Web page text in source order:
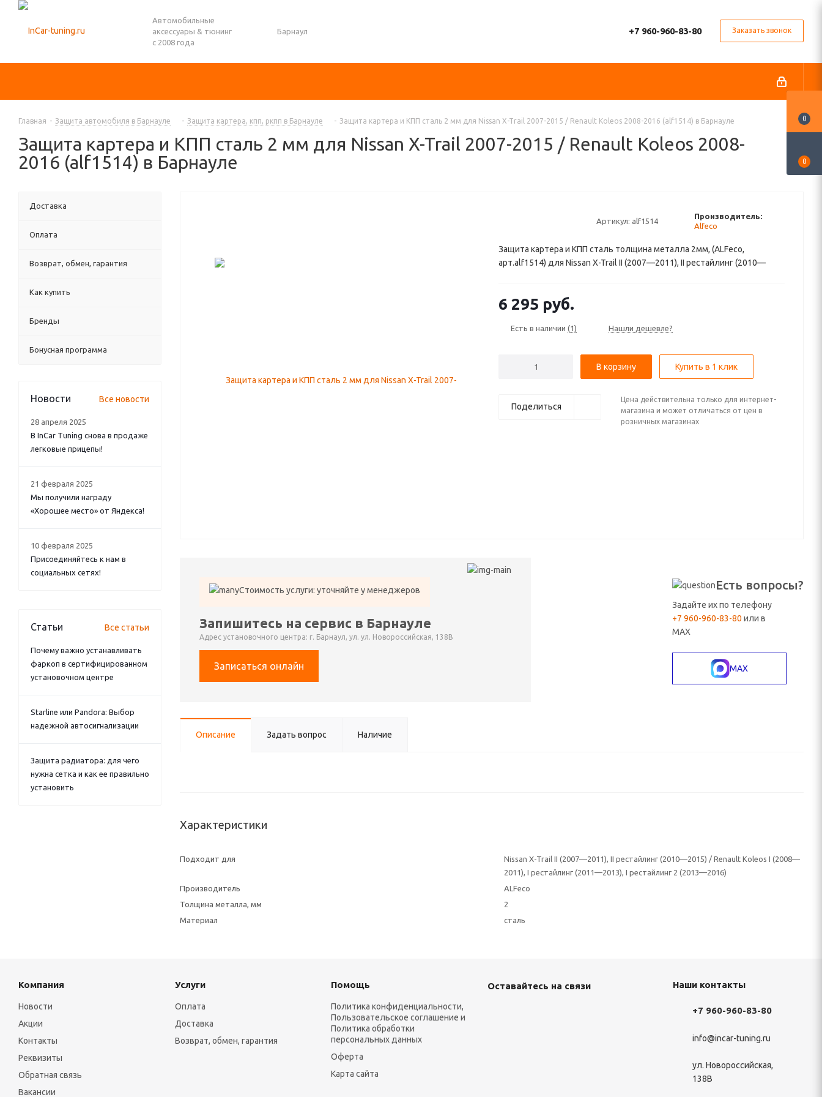
Автомобильные
аксессуары & тюнинг
с 2008 года
Барнаул +7 960-960-83-80 Заказать звонок
Главная - Защита автомобиля в Барнауле - Защита картера, кпп, ркпп в Барнауле - Защита картера и КПП сталь 2 мм для Nissan X-Trail 2007-2015 / Renault Koleos 2008-2016 (alf1514) в Барнауле
Защита картера и КПП сталь 2 мм для Nissan X-Trail 2007-2015 / Renault Koleos 2008-
2016 (alf1514) в Барнауле
Артикул: alf1514
Производитель:
Аlfeco
Защита картера и КПП сталь толщина металла 2мм, (ALFeco,
арт.alf1514) для Nissan X-Trail II (2007—2011), II рестайлинг (2010—
6 295 руб.
Есть в наличии (1) Нашли дешевле?
В корзину Купить в 1 клик
Поделиться
Цена действительна только для интернет-
магазина и может отличаться от цен в
розничных магазинах
Стоимость услуги: уточняйте у менеджеров
Запишитесь на сервис в Барнауле
Адрес установочного центра: г. Барнаул, ул. ул. Новороссийская, 138В
Записаться онлайн
Есть вопросы?
Задайте их по телефону
+7 960-960-83-80 или в
MAX
MAX
Описание Задать вопрос Наличие
Характеристики
Подходит для
Nissan X-Trail II (2007—2011), II рестайлинг (2010—2015) / Renault Koleos I (2008—
2011), I рестайлинг (2011—2013), I рестайлинг 2 (2013—2016)
Производитель
ALFeco
Толщина металла, мм
2
Материал
сталь
Доставка
Оплата
Возврат, обмен, гарантия
Как купить
Бренды
Бонусная программа
Новости Все новости
28 апреля 2025
В InCar Tuning снова в продаже
легковые прицепы!
21 февраля 2025
Мы получили награду
«Хорошее место» от Яндекса!
10 февраля 2025
Присоединяйтесь к нам в
социальных сетях!
Статьи Все статьи
Почему важно устанавливать
фаркоп в сертифицированном
установочном центре
Starline или Pandora: Выбор
надежной автосигнализации
Защита радиатора: для чего
нужна сетка и как ее правильно
установить
Компания
Новости
Акции
Контакты
Реквизиты
Обратная связь
Вакансии
Услуги
Оплата
Доставка
Возврат, обмен, гарантия
Помощь
Политика конфиденциальности,
Пользовательское соглашение и
Политика обработки
персональных данных
Оферта
Карта сайта
Оставайтесь на связи Наши контакты
+7 960-960-83-80
info@incar-tuning.ru
ул. Новороссийская,
138В
0
0